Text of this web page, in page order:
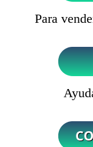
Para